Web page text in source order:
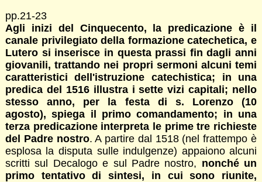
pp.21-23
Agli inizi del Cinquecento, la predicazione è il
canale privilegiato della formazione catechetica, e
Lutero si inserisce in questa prassi fin dagli anni
giovanili, trattando nei propri sermoni alcuni temi
caratteristici dell'istruzione catechistica; in una
predica del 1516 illustra i sette vizi capitali; nello
stesso anno, per la festa di
s.
Lorenzo (10
agosto), spiega il primo comandamento; in una
terza predicazione interpreta le prime tre richieste
del Padre nostro. A partire dal 1518 (nel frattempo è
esplosa la disputa sulle indulgenze) appaiono alcuni
scritti sul Decalogo e sul Padre nostro, nonché un
primo tentativo di sintesi, in cui sono riunite,